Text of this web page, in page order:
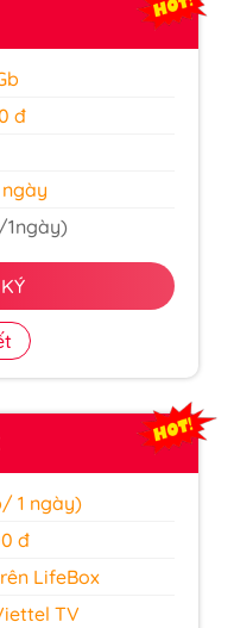
đ
1ngày)
1 ngày)
đ
LifeBox
TV